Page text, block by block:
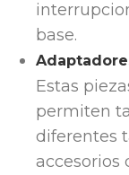
base.
Estas
permiten
diferentes
accesorios